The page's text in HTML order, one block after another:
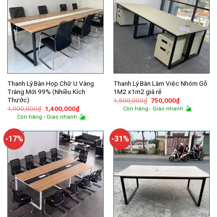
Thanh Lý Bàn Họp Chữ U Vàng
Trắng Mới 99% (Nhiều Kích
Thước)
1,900,000₫ Giá
gốc
là:
1,400,000₫Giá
hiện
tại
1,400,000₫.
Còn hàng - Giao nhanh
Thanh Lý Bàn Làm Việc Nhóm Gỗ
1M2 x1m2 giá rẻ
1,500,000₫ Giá
gốc
là:
750,000₫Giá
hiện
tại
Còn hàng - Giao nhanh
-17% -31%